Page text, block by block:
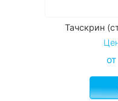
Тачскрин
от